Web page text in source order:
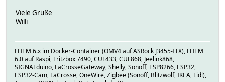
Viele Grüße
Willi
FHEM 6.x im Docker-Container (OMV4 auf ASRock J3455-ITX), FHEM
6.0 auf Raspi, Fritzbox 7490, CUL433, CUL868, Jeelink868,
SIGNALduino, LaCrosseGateway, Shelly, Sonoff, ESP8266, ESP32,
ESP32-Cam, LaCrosse, OneWire, Zigbee (Sonoff, Blitzwolf, IKEA, Lidl),